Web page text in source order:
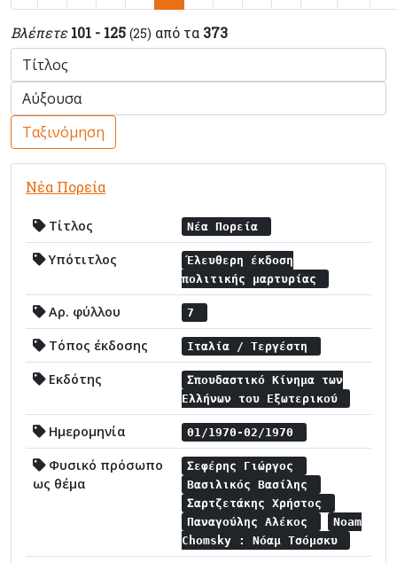
Βλέπετε 101 - 125 (25) από τα 373
Ταξινόμηση
Νέα Πορεία
Τίτλος Νέα Πορεία
Υπότιτλος
Έλευθερη έκδοση
πολιτικής μαρτυρίας
Αρ. φύλλου 7
Τόπος έκδοσης Ιταλία / Τεργέστη
Εκδότης
Σπουδαστικό Κίνημα των
Ελλήνων του Εξωτερικού
Ημερομηνία 01/1970-02/1970
Φυσικό πρόσωπο
ως θέμα
Σεφέρης Γιώργος
Βασιλικός Βασίλης
Σαρτζετάκης Χρήστος
Παναγούλης Αλέκος
Noam
Chomsky : Νόαμ Τσόμσκυ